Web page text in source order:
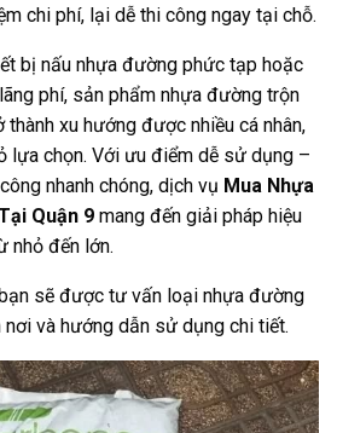
chi phí, lại dễ thi công ngay tại chỗ.
bị nấu nhựa đường phức tạp hoặc
phí, sản phẩm nhựa đường trộn
xu hướng được nhiều cá nhân,
lựa chọn. Với ưu điểm dễ sử dụng –
nhanh chóng, dịch vụ Mua Nhựa
Quận 9 mang đến giải pháp hiệu
nhỏ đến lớn.
sẽ được tư vấn loại nhựa đường
nơi và hướng dẫn sử dụng chi tiết.